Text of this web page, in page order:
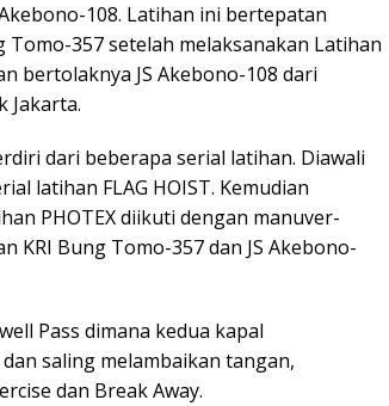
Akebono-108. Latihan ini bertepatan
Tomo-357 setelah melaksanakan Latihan
bertolaknya JS Akebono-108 dari
Jakarta.
dari beberapa serial latihan. Diawali
latihan FLAG HOIST. Kemudian
PHOTEX diikuti dengan manuver-
KRI Bung Tomo-357 dan JS Akebono-
Pass dimana kedua kapal
saling melambaikan tangan,
dan Break Away.